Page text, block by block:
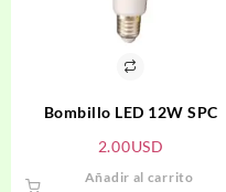
Bombillo LED 12W SPC
2.00USD
Añadir al carrito